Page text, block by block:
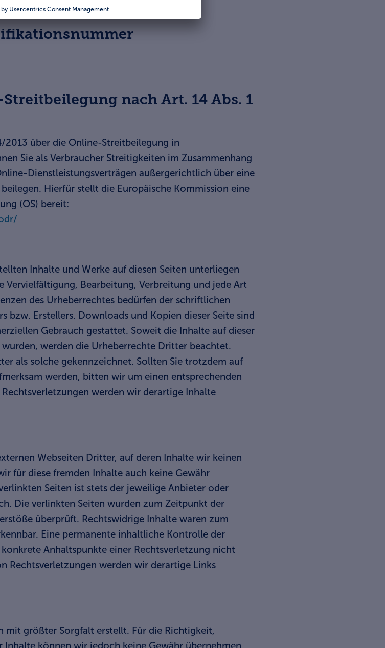
nach Art. 14 Abs. 1
2013 über die Online-Streitbeilegung in
Sie als Verbraucher Streitigkeiten im Zusammenhang
Dienstleistungsverträgen außergerichtlich über eine
Hierfür stellt die Europäische Kommission eine
(OS) bereit:
Inhalte und Werke auf diesen Seiten unterliegen
Vervielfältigung, Bearbeitung, Verbreitung und jede Art
des Urheberrechtes bedürfen der schriftlichen
bzw. Erstellers. Downloads und Kopien dieser Seite sind
Gebrauch gestattet. Soweit die Inhalte auf dieser
werden die Urheberrechte Dritter beachtet.
als solche gekennzeichnet. Sollten Sie trotzdem auf
werden, bitten wir um einen entsprechenden
werden wir derartige Inhalte
Webseiten Dritter, auf deren Inhalte wir keinen
für diese fremden Inhalte auch keine Gewähr
Seiten ist stets der jeweilige Anbieter oder
Die verlinkten Seiten wurden zum Zeitpunkt der
überprüft. Rechtswidrige Inhalte waren zum
Eine permanente inhaltliche Kontrolle der
Anhaltspunkte einer Rechtsverletzung nicht
Rechtsverletzungen werden wir derartige Links
mit größter Sorgfalt erstellt. Für die Richtigkeit,